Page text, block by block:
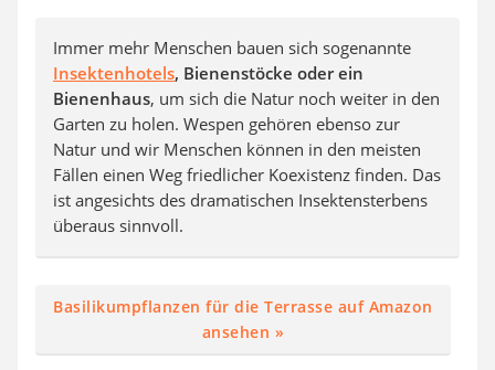
Immer mehr Menschen bauen sich sogenannte
Insektenhotels, Bienenstöcke oder ein
Bienenhaus, um sich die Natur noch weiter in den
Garten zu holen. Wespen gehören ebenso zur
Natur und wir Menschen können in den meisten
Fällen einen Weg friedlicher Koexistenz finden. Das
ist angesichts des dramatischen Insektensterbens
überaus sinnvoll.
Basilikumpflanzen für die Terrasse auf Amazon
ansehen »